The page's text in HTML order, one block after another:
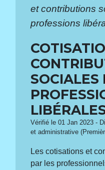
et contributions
professions
SOCIALES
Vérifié le 01 Jan 2023 -
et administrative
Les cotisations et
par les